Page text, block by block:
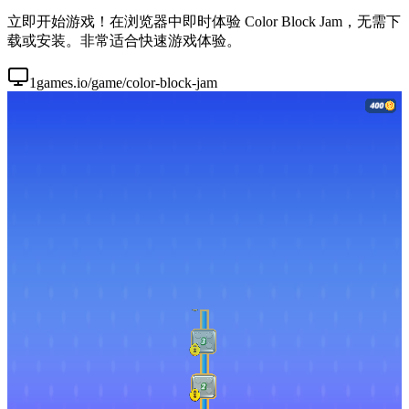
立即开始游戏！在浏览器中即时体验 Color Block Jam，无需下
载或安装。非常适合快速游戏体验。
1games.io/game/color-block-jam